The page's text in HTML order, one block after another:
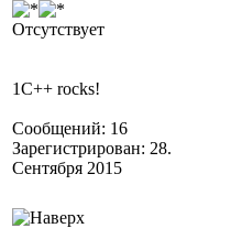
Отсутствует
1C++ rocks!
Сообщений: 16
Зарегистрирован: 28.
Сентября 2015